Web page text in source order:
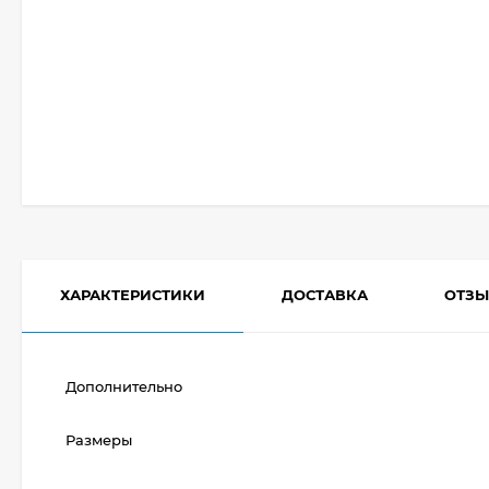
ХАРАКТЕРИСТИКИ ДОСТАВКА
Дополнительно
Размеры